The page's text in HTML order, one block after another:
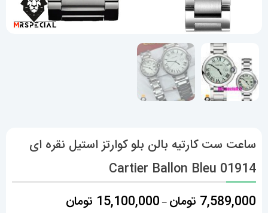
ساعت ست کارتیه بالن بلو کوارتز استیل نقره ای
01914 Cartier Ballon Bleu
7,589,000 تومان –
15,100,000 تومان